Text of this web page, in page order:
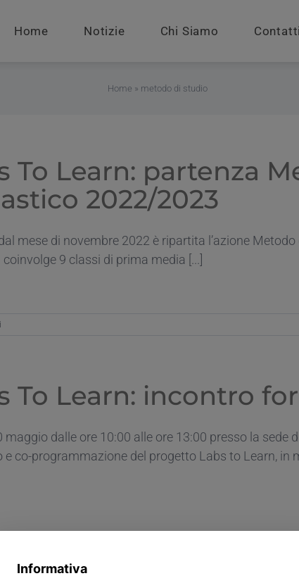
Home Notizie Chi Siamo Contatti
Home » metodo di studio
To Learn: partenza
2022/2023
mese di novembre 2022 è ripartita l’azione
9 classi di prima media [...]
Metodo
di
anno
2022/2023
To Learn: incontro
maggio dalle ore 10:00 alle ore 13:00 presso la
co-programmazione del progetto Labs to Learn, in
Informativa